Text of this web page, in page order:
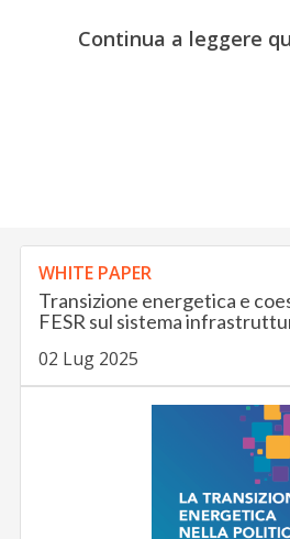
Continua a leggere
WHITE PAPER
Transizione energetica e
FESR sul sistema
02 Lug 2025